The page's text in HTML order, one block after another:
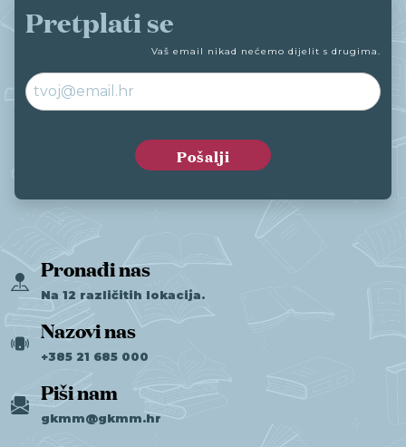
Pretplati se
Vaš email nikad nećemo dijelit s drugima.
Pronađi nas
Na 12 različitih lokacija.
Nazovi nas
+385 21 685 000
Piši nam
gkmm@gkmm.hr